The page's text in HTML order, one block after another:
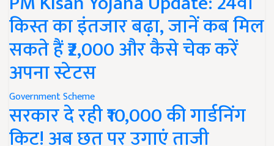
किस्त का इंतजार बढ़ा, जानें कब मिल
सकते हैं ₹2,000 और कैसे चेक करें
अपना स्टेटस
Government Scheme
सरकार दे रही ₹10,000 की गार्डनिंग
किट! अब छत पर उगाएं ताजी